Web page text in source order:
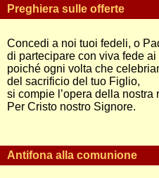
Preghiera sulle offerte
Concedi a noi tuoi fedeli, o
di partecipare con viva fede ai
poiché ogni volta che
del sacrificio del tuo Figlio,
si compie l’opera della nostra
Per Cristo nostro Signore.
Antifona alla comunione